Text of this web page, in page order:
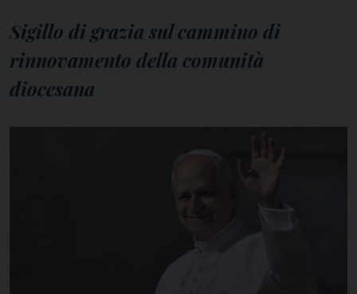
Sigillo di grazia sul cammino di
rinnovamento della comunità
diocesana